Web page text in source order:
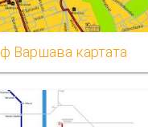
Варшава картата